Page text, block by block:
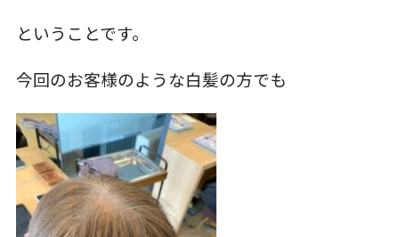
ということです。
今回のお客様のような白髪の方でも